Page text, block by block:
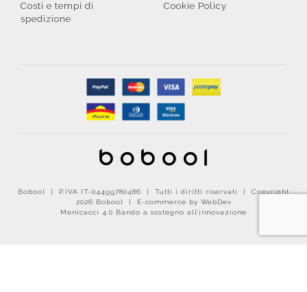
Costi e tempi di
spedizione
Cookie Policy
Bobool | P.IVA IT-04499780486 | Tutti i diritti riservati | Copyright
2026 Bobool |
E-commerce by WebDev
Menicacci 4.0 Bando a sostegno all'innovazione